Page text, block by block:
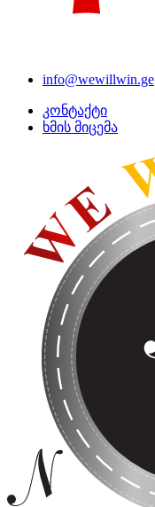
info@wewillwin.ge
კონტაქტი
ხმის მიცემა